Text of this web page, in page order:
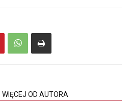
WIĘCEJ OD AUTORA